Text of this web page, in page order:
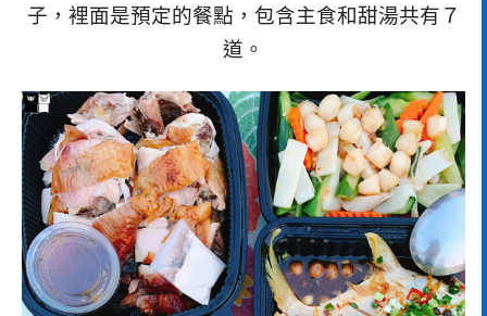
子，裡面是預定的餐點，包含主食和甜湯共有７
道。